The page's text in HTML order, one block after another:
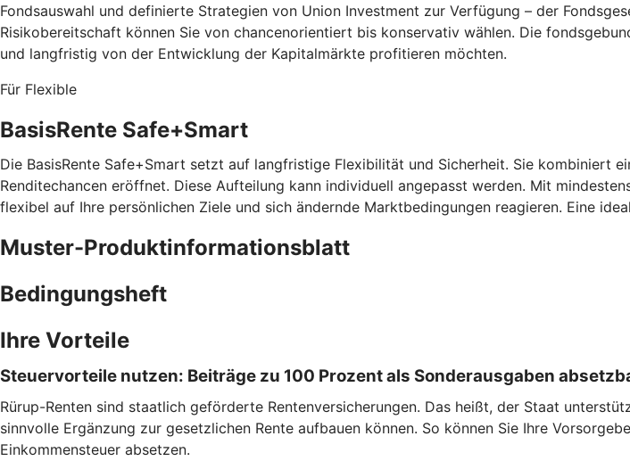
Fondsauswahl und definierte Strategien von Union Investment zur Verfügung – der
Risikobereitschaft können Sie von chancenorientiert bis konservativ wählen. Die
und langfristig von der Entwicklung der Kapitalmärkte profitieren möchten.
Für Flexible
BasisRente Safe+Smart
Die BasisRente Safe+Smart setzt auf langfristige Flexibilität und Sicherheit. Sie kombiniert
Renditechancen eröffnet. Diese Aufteilung kann individuell angepasst werden. Mit
flexibel auf Ihre persönlichen Ziele und sich ändernde Marktbedingungen reagieren. Eine
Muster-Produktinformationsblatt
Bedingungsheft
Ihre Vorteile
Steuervorteile nutzen: Beiträge zu 100 Prozent als Sonderausgaben
Rürup-Renten sind staatlich geförderte Rentenversicherungen. Das heißt, der Staat
sinnvolle Ergänzung zur gesetzlichen Rente aufbauen können. So können Sie Ihre
Einkommensteuer absetzen.